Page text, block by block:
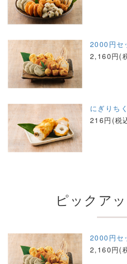
2000円セ
2,160円(
にぎりち
216円(税
ピックア
2000円セ
2,160円(